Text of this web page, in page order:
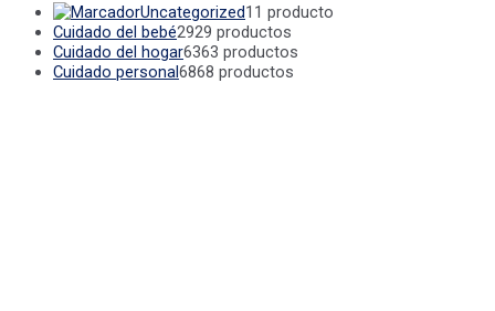
Uncategorized1 1 producto
Cuidado del bebé2929 productos
Cuidado del hogar6363 productos
Cuidado personal6868 productos